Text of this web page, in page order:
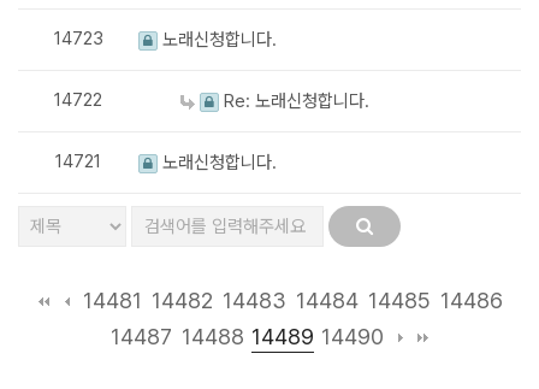
14723 노래신청합니다.
14722 Re: 노래신청합니다.
14721 노래신청합니다.
14481 14482 14483 14484 14485 14486
14487 14488 14489 14490